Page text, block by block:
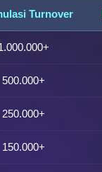
Turnover
500.000+
250.000+
150.000+